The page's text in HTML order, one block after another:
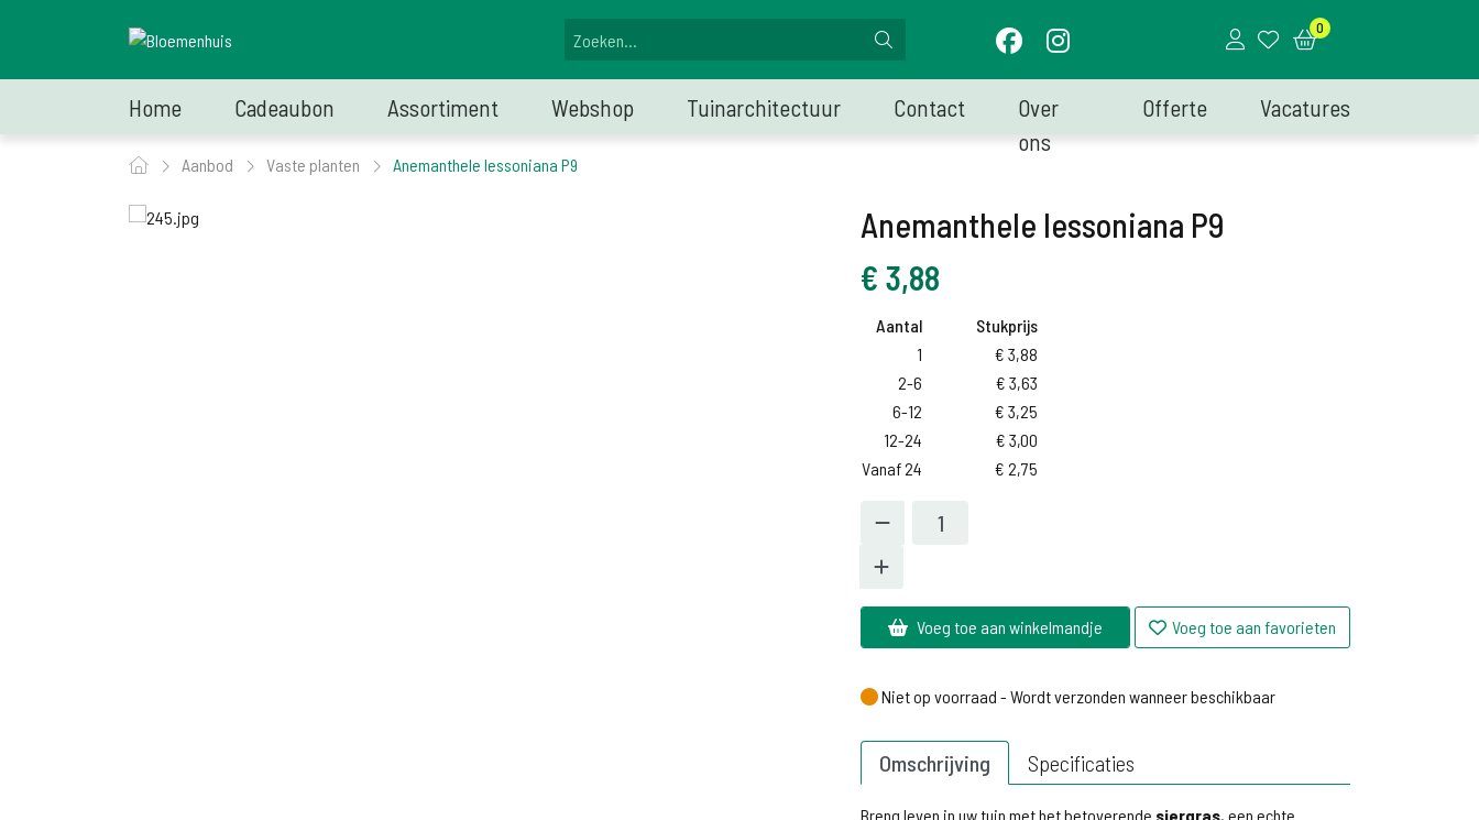
0
Home Cadeaubon Assortiment Webshop Tuinarchitectuur Contact
Over
ons
Offerte Vacatures
Aanbod Vaste planten Anemanthele lessoniana P9
Anemanthele lessoniana P9
€ 3,88
Aantal
Stukprijs
1
€ 3,88
2-6
€ 3,63
6-12
€ 3,25
12-24
€ 3,00
Vanaf 24
€ 2,75
Voeg toe aan winkelmandje Voeg toe aan favorieten
Niet op voorraad - Wordt verzonden wanneer beschikbaar
Niet op voorraad - Wordt verzonden wanneer beschikbaar
Omschrijving Specificaties
Breng leven in uw tuin met het betoverende siergras, een echte